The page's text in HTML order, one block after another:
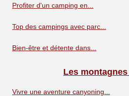
Profiter d'un camping en...
Top des campings avec parc...
Bien-être et détente dans...
Les
Vivre une aventure canyoning...